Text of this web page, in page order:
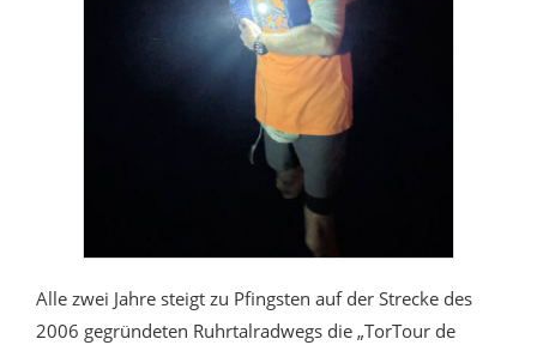
Alle zwei Jahre steigt zu Pfingsten auf der Strecke des
2006 gegründeten Ruhrtalradwegs die „TorTour de